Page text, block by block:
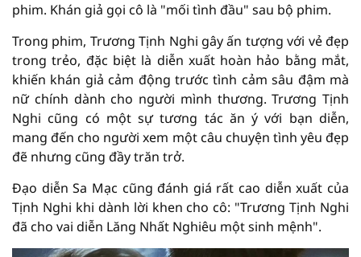
phim. Khán giả gọi cô là "mối tình đầu" sau bộ phim.
Trong phim, Trương Tịnh Nghi gây ấn tượng với vẻ đẹp
trong trẻo, đặc biệt là diễn xuất hoàn hảo bằng mắt,
khiến khán giả cảm động trước tình cảm sâu đậm mà
nữ chính dành cho người mình thương. Trương Tịnh
Nghi cũng có một sự tương tác ăn ý với bạn diễn,
mang đến cho người xem một câu chuyện tình yêu đẹp
đẽ nhưng cũng đầy trăn trở.
Đạo diễn Sa Mạc cũng đánh giá rất cao diễn xuất của
Tịnh Nghi khi dành lời khen cho cô: "Trương Tịnh Nghi
đã cho vai diễn Lăng Nhất Nghiêu một sinh mệnh".